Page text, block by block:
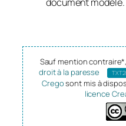
Sauf mention
droit à la paresse
Cregosont mis à
licence